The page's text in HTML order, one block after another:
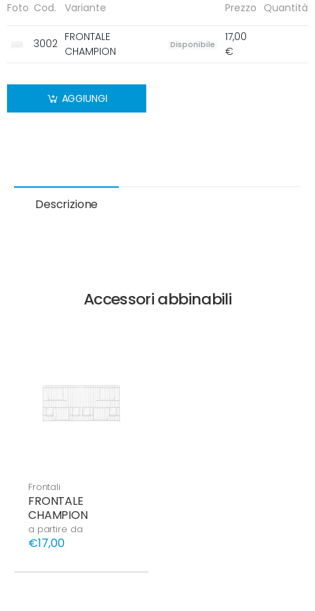
Foto Cod. Variante Prezzo Quantità
3002 FRONTALE
CHAMPION
Disponibile
17,00
€
AGGIUNGI
Descrizione
Accessori abbinabili
Frontali
FRONTALE
CHAMPION
a partire da
€17,00